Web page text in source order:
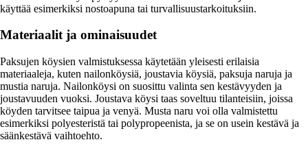
käyttää esimerkiksi nostoapuna tai turvallisuustarkoituksiin.
Materiaalit ja ominaisuudet
Paksujen köysien valmistuksessa käytetään yleisesti erilaisia
materiaaleja, kuten nailonköysiä, joustavia köysiä, paksuja naruja ja
mustia naruja. Nailonköysi on suosittu valinta sen kestävyyden ja
joustavuuden vuoksi. Joustava köysi taas soveltuu tilanteisiin, joissa
köyden tarvitsee taipua ja venyä. Musta naru voi olla valmistettu
esimerkiksi polyesteristä tai polypropeenista, ja se on usein kestävä ja
säänkestävä vaihtoehto.